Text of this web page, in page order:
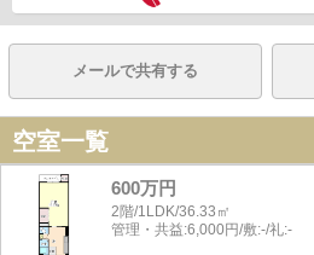
メールで共有する
空室一覧
600万円
2階/1LDK/36.33㎡
管理・共益:6,000円/敷:-/礼:-